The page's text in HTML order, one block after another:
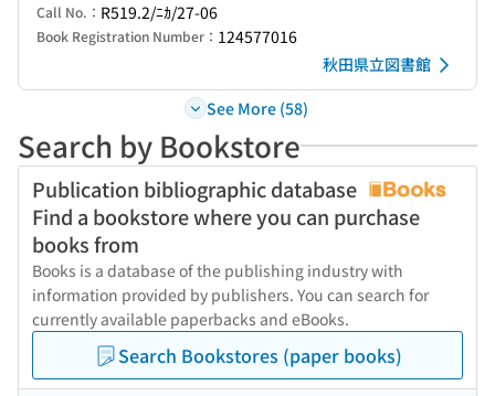
Call No.： R519.2/ﾆｶ/27-06
Book Registration Number： 124577016
秋田県立図書館
See More (58)
Search by Bookstore
Publication bibliographic database
Find a bookstore where you can purchase
books from
Books is a database of the publishing industry with
information provided by publishers. You can search for
currently available paperbacks and eBooks.
Search Bookstores (paper books)